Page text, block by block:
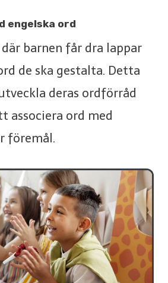
engelska ord
där barnen får dra lappar
de ska gestalta. Detta
deras ordförråd
associera ord med
föremål.